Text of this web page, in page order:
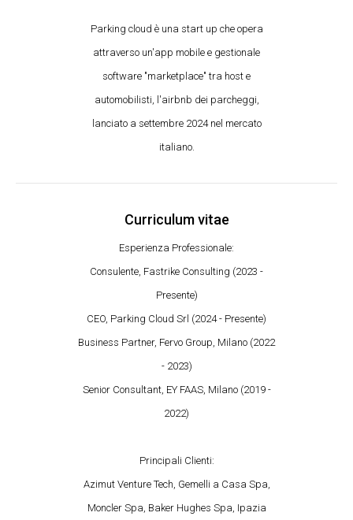
Parking cloud è una start up che opera
attraverso un'app mobile e gestionale
software "marketplace" tra host e
automobilisti, l'airbnb dei parcheggi,
lanciato a settembre 2024 nel mercato
italiano.
Curriculum vitae
Esperienza Professionale:
Consulente, Fastrike Consulting (2023 -
Presente)
CEO, Parking Cloud Srl (2024 - Presente)
Business Partner, Fervo Group, Milano (2022
- 2023)
Senior Consultant, EY FAAS, Milano (2019 -
2022)
Principali Clienti:
Azimut Venture Tech, Gemelli a Casa Spa,
Moncler Spa, Baker Hughes Spa, Ipazia